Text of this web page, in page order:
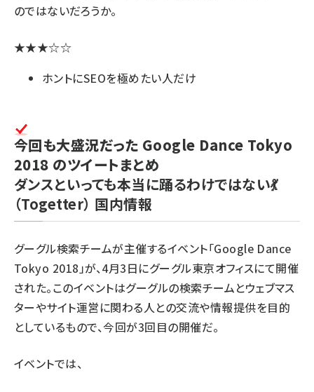
のではないだろうか。
★★★☆☆
ホントにSEOを極めたい人だけ
今回も大盛況だった Google Dance Tokyo
2018 のツイートまとめ
ダンスといっても本当に踊るわけではない💃
（Togetter） 国内情報
グーグル検索チームが主催するイベント「Google Dance
Tokyo 2018」が、4月3日にグーグル東京オフィスにて開催
された。このイベントはグーグルの検索チームとウェブマス
ターやサイト運営に関わる人との交流や情報提供を目的
としているもので、今回が3回目の開催だ。
イベントでは、